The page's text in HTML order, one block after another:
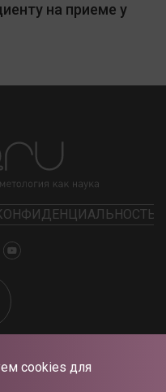
cookies для
на приеме у